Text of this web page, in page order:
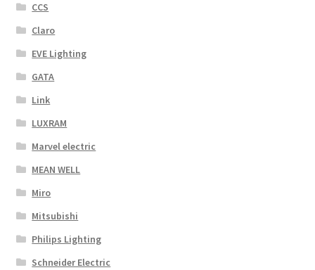
CCS
Claro
EVE Lighting
GATA
Link
LUXRAM
Marvel electric
MEAN WELL
Miro
Mitsubishi
Philips Lighting
Schneider Electric